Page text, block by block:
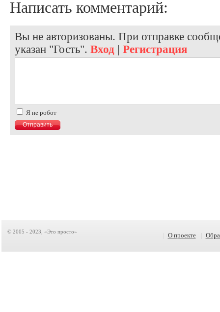
Написать комментарий:
Вы не авторизованы. При отправке
указан "Гость". Вход | Регистрация
Я не робот
© 2005 - 2023, «Это просто» О проекте